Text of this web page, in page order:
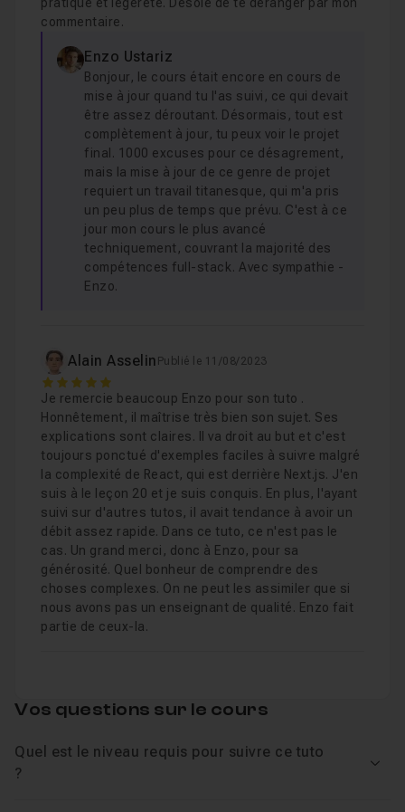
commencer tout ça !
commentaire.
Enzo Ustariz
Bonjour, le cours était encore en cours de
mise à jour quand tu l'as suivi, ce qui devait
être assez déroutant. Désormais, tout est
complètement à jour, tu peux voir le projet
final. 1000 excuses pour ce désagrement,
mais la mise à jour de ce genre de projet
requiert un travail titanesque, qui m'a pris
un peu plus de temps que prévu. C'est à ce
jour mon cours le plus avancé
techniquement, couvrant la majorité des
compétences full-stack. Avec sympathie -
Enzo.
Alain Asselin Publié le 11/08/2023
5
Je remercie beaucoup Enzo pour son tuto .
Honnêtement, il maîtrise très bien son sujet. Ses
explications sont claires. Il va droit au but et c'est
toujours ponctué d'exemples faciles à suivre malgré
la complexité de React, qui est derrière Next.js. J'en
suis à le leçon 20 et je suis conquis. En plus, l'ayant
suivi sur d'autres tutos, il avait tendance à avoir un
débit assez rapide. Dans ce tuto, ce n'est pas le
cas. Un grand merci, donc à Enzo, pour sa
générosité. Quel bonheur de comprendre des
choses complexes. On ne peut les assimiler que si
nous avons pas un enseignant de qualité. Enzo fait
partie de ceux-la.
Vos questions sur le cours
Quel est le niveau requis pour suivre ce tuto
?